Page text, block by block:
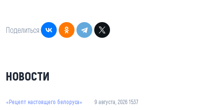
Поделиться:
НОВОСТИ
«Рецепт настоящего белоруса» 9 августа, 2026 15:37